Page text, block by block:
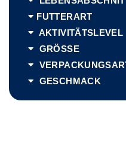
FUTTERART
AKTIVITÄTSLEVEL
GRÖSSE
GESCHMACK